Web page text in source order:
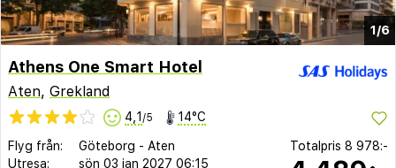
1/6
Athens One Smart Hotel
Aten, Grekland
4,1 /5 14°C
Flyg från: Göteborg - Aten
Utresa:
sön 03 jan 2027 06:15
Totalpris 8 978:-